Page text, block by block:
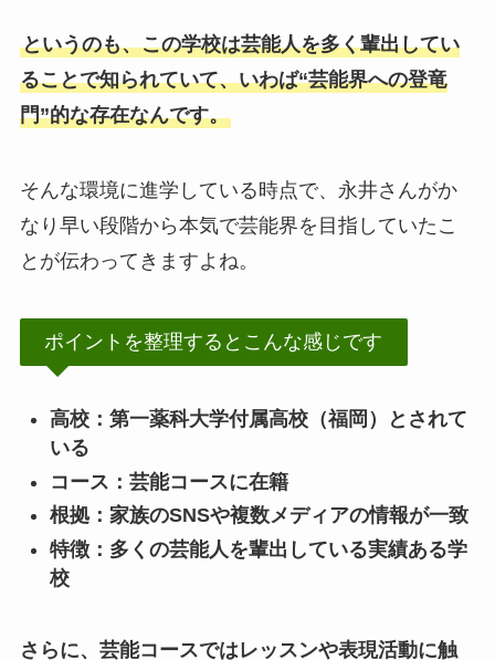
というのも、この学校は芸能人を多く輩出してい
ることで知られていて、いわば“芸能界への登竜
門”的な存在なんです。
そんな環境に進学している時点で、永井さんがか
なり早い段階から本気で芸能界を目指していたこ
とが伝わってきますよね。
ポイントを整理するとこんな感じです
高校：第一薬科大学付属高校（福岡）とされて
いる
コース：芸能コースに在籍
根拠：家族のSNSや複数メディアの情報が一致
特徴：多くの芸能人を輩出している実績ある学
校
さらに、芸能コースではレッスンや表現活動に触